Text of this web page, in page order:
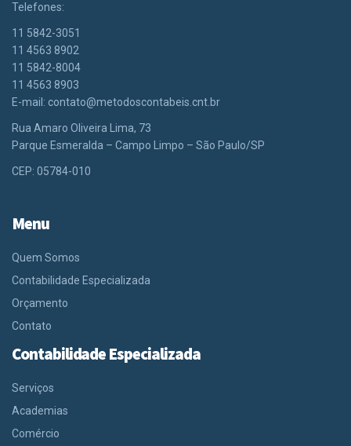
Telefones:
11 5842-3051
11 4563 8902
11 5842-8004
11 4563 8903
E-mail: contato@metodoscontabeis.cnt.br
Rua Amaro Oliveira Lima, 73
Parque Esmeralda – Campo Limpo – São Paulo/SP
CEP: 05784-010
Menu
Quem Somos
Contabilidade Especializada
Orçamento
Contato
Contabilidade Especializada
Serviços
Academias
Comércio